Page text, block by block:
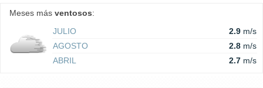
Meses más ventosos:
JULIO
2.9 m/s
AGOSTO
2.8 m/s
ABRIL
2.7 m/s